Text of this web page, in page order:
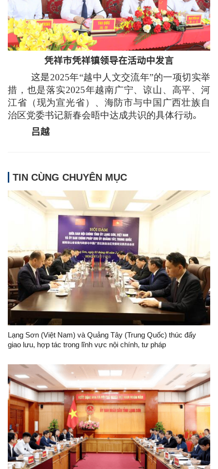
凭祥市凭祥镇领导在活动中发言
这是2025年“越中人文交流年”的一项切实举
措，也是落实2025年越南广宁、谅山、高平、河
江省（现为宣光省）、海防市与中国广西壮族自
治区党委书记新春会晤中达成共识的具体行动。
吕越
TIN CÙNG CHUYÊN MỤC
Lạng Sơn (Việt Nam) và Quảng Tây (Trung Quốc) thúc đẩy
giao lưu, hợp tác trong lĩnh vực nội chính, tư pháp